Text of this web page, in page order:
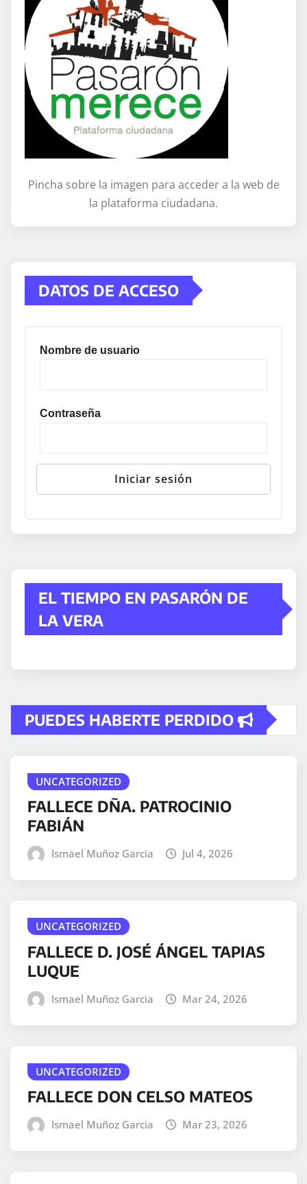
Pincha sobre la imagen para acceder a la web de
la plataforma ciudadana.
DATOS DE ACCESO
Nombre de usuario
Contraseña
EL TIEMPO EN PASARÓN DE
LA VERA
PUEDES HABERTE PERDIDO
UNCATEGORIZED
FALLECE DÑA. PATROCINIO
FABIÁN
Ismael Muñoz Garcia Jul 4, 2026
UNCATEGORIZED
FALLECE D. JOSÉ ÁNGEL TAPIAS
LUQUE
Ismael Muñoz Garcia Mar 24, 2026
UNCATEGORIZED
FALLECE DON CELSO MATEOS
Ismael Muñoz Garcia Mar 23, 2026